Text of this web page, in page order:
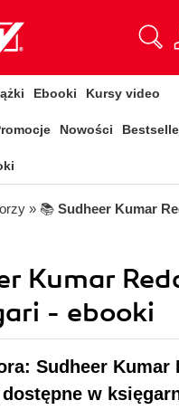
Ebooki Kursy video
Nowości
» 📚 Sudheer Kumar
Kumar
- ebooki
Sudheer Kumar
w